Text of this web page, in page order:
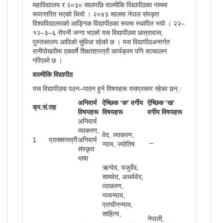
महाविद्यालय र २०३० सालपछि वाल्मीकि विद्यापीठका नाममा
रूपान्तरित भएको थियो । २०४३ सालमा नेपाल संस्कृत
विश्वविद्यालयको आङ्गिक विद्यापीठका रूपमा स्थापित भयो । २२–
१२–३–६ रोपनी जग्गा भएको यस विद्यापीठमा छात्रावास,
पुस्तकालय आदिको सुविधा रहेको छ । यस विद्यापीठअन्तर्गत
रानीपोखरीमा एकवर्षे शिक्षाशास्त्री कार्यक्रम पनि सञ्चालन
गरिएको छ ।
वाल्मीकि विद्यापीठ
यस विद्यापीठमा पठन–पाठन हुने विषयहरू यसप्रकार रहेका छन् :
क्र.सं.तह
अनिवार्य
विषयहरू
ऐच्छिक ‘क’ वर्गीय
विषयहरू
ऐच्छिक ‘ख’
वर्गीय विषयहरू
1 प्राक्शास्त्री
अनिवार्य
व्याकरण,
अनिवार्य
संस्कृत
भाषा
वेद, व्याकरण,
न्याय, ज्योतिष
ऋग्वेद, यजुर्वेद,
सामवेद, अथर्ववेद,
व्याकरण,
नव्यन्याय,
प्राचीनन्याय,
साहित्य,
नेपाली,